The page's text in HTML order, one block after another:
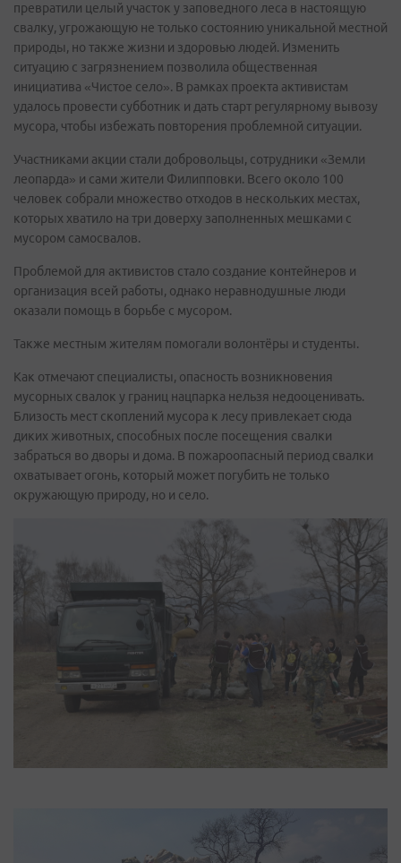
превратили целый участок у заповедного леса в настоящую
свалку, угрожающую не только состоянию уникальной местной
природы, но также жизни и здоровью людей. Изменить
ситуацию с загрязнением позволила общественная
инициатива «Чистое село». В рамках проекта активистам
удалось провести субботник и дать старт регулярному вывозу
мусора, чтобы избежать повторения проблемной ситуации.
Участниками акции стали добровольцы, сотрудники «Земли
леопарда» и сами жители Филипповки. Всего около 100
человек собрали множество отходов в нескольких местах,
которых хватило на три доверху заполненных мешками с
мусором самосвалов.
Проблемой для активистов стало создание контейнеров и
организация всей работы, однако неравнодушные люди
оказали помощь в борьбе с мусором.
Также местным жителям помогали волонтёры и студенты.
Как отмечают специалисты, опасность возникновения
мусорных свалок у границ нацпарка нельзя недооценивать.
Близость мест скоплений мусора к лесу привлекает сюда
диких животных, способных после посещения свалки
забраться во дворы и дома. В пожароопасный период свалки
охватывает огонь, который может погубить не только
окружающую природу, но и село.